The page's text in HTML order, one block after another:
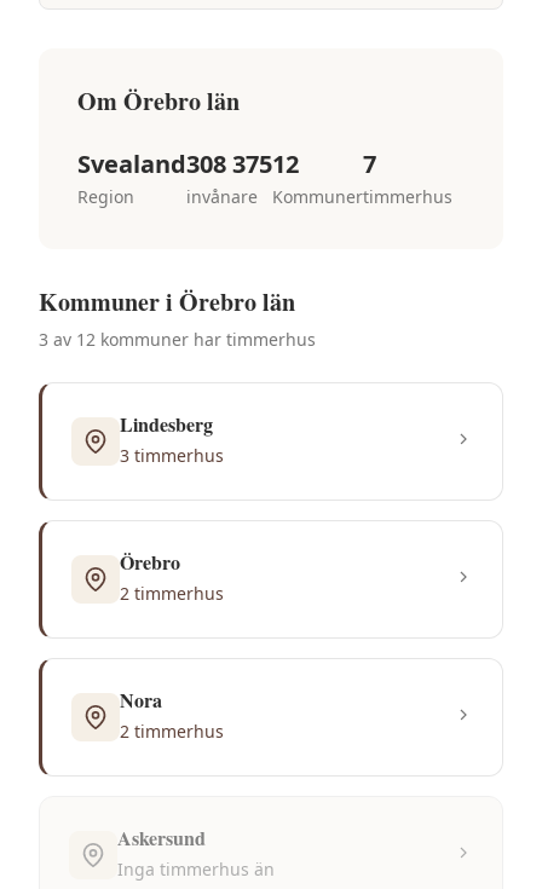
OmÖrebro län
Svealand
Region
308 375
invånare
12
Kommuner
7
timmerhus
Kommuner i Örebro län
3 av 12 kommuner har timmerhus
Lindesberg
3 timmerhus
Örebro
2 timmerhus
Nora
2 timmerhus
Askersund
Inga timmerhus än